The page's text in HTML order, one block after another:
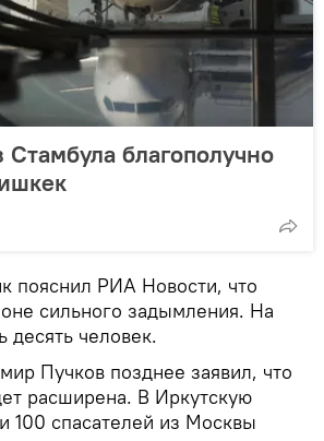
благополучно
пояснил РИА Новости, что
сильного задымления. На
десять человек.
Пучков позднее заявил, что
расширена. В Иркутскую
100 спасателей из Москвы